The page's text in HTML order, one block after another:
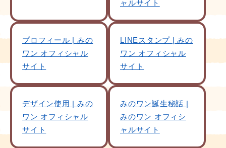
ャルサイト
プロフィール | みの
ワン オフィシャル
サイト
LINEスタンプ | みの
ワン オフィシャル
サイト
デザイン使用 | みの
ワン オフィシャル
サイト
みのワン誕生秘話 |
みのワン オフィシ
ャルサイト